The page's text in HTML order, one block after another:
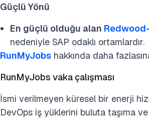
Güçlü Yönü
En güçlü olduğu alan
nedeniyle SAP odaklı ortamlardır.
RunMyJobs hakkında daha
RunMyJobs vaka çalışması
İsmi verilmeyen küresel bir enerji
DevOps iş yüklerini buluta taşıma